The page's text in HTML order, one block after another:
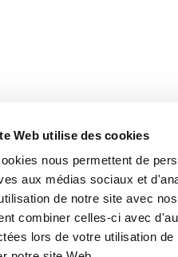
Web utilise des cookies
nous permettent de
aux médias sociaux et
de notre site avec
combiner celles-ci avec
lors de votre utilisation